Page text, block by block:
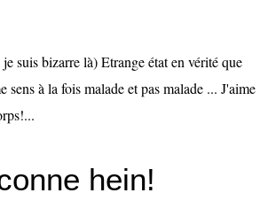
suis bizarre là) Etrange état en vérité que
à la fois malade et pas malade ... J'aime
hein!